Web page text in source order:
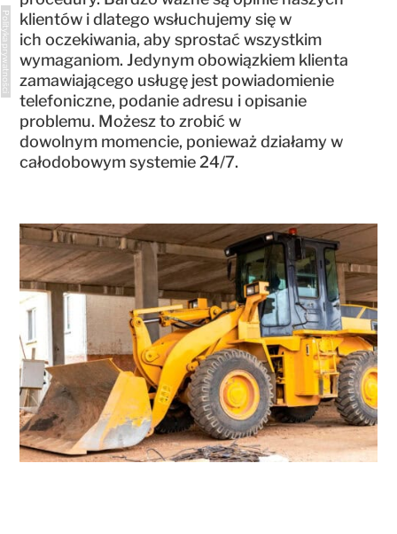
klientów i dlatego wsłuchujemy się w
ich oczekiwania, aby sprostać wszystkim
wymaganiom. Jedynym obowiązkiem klienta
zamawiającego usługę jest powiadomienie
telefoniczne, podanie adresu i opisanie
problemu. Możesz to zrobić w
dowolnym momencie, ponieważ działamy w
całodobowym systemie 24/7.
Polityka prywatności